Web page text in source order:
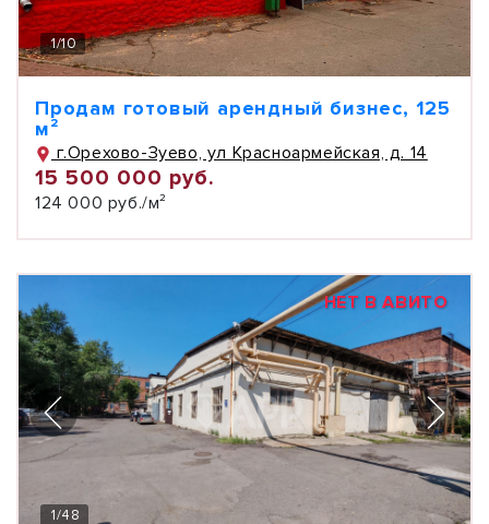
1/10
Продам готовый арендный бизнес, 125
м²
г.Орехово-Зуево, ул Красноармейская, д. 14
15 500 000 руб.
124 000 руб./м²
НЕТ В АВИТО
1/48